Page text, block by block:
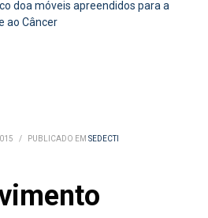
doa móveis apreendidos para a
ao Câncer
/ PUBLICADO EM SEDECTI